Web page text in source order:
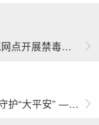
四龙路街道大型区社区走进快递物流网点开展禁毒宣传活动
以“小治理”温暖“大民心” 以“真化解” 守护“大平安” ——四龙路街道“三个专项行动”见...